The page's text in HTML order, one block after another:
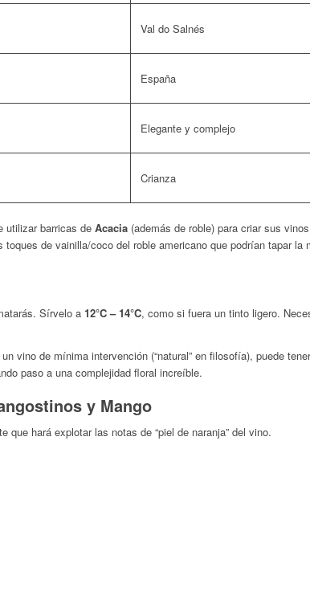
Val do Salnés
España
Elegante y complejo
Crianza
utilizar barricas de Acacia (además de roble) para criar sus
de vainilla/coco del roble americano que podrían tapar la
Sírvelo a 12°C – 14°C, como si fuera un tinto ligero.
vino de mínima intervención (“natural” en filosofía), puede
paso a una complejidad floral increíble.
y Mango
hará explotar las notas de “piel de naranja” del vino.